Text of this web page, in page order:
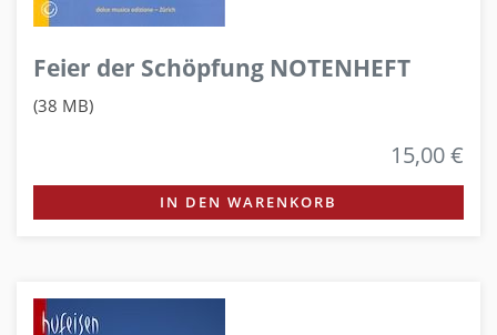
Feier der Schöpfung NOTENHEFT
(38 MB)
15,00 €
IN DEN WARENKORB